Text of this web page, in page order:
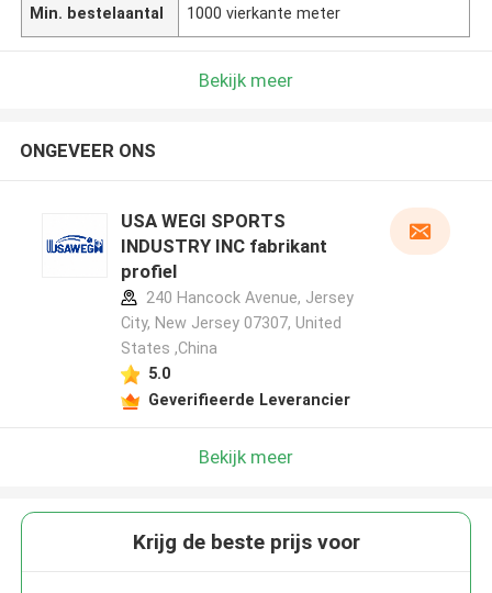
Min. bestelaantal 1000 vierkante meter
Bekijk meer
ONGEVEER ONS
USA WEGI SPORTS
INDUSTRY INC fabrikant
profiel
240 Hancock Avenue, Jersey
City, New Jersey 07307, United
States ,China
5.0
Geverifieerde Leverancier
Bekijk meer
Krijg de beste prijs voor